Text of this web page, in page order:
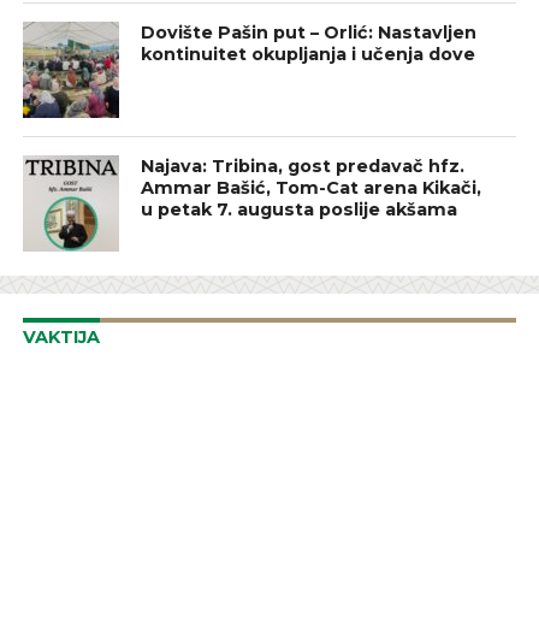
Dovište Pašin put – Orlić: Nastavljen
kontinuitet okupljanja i učenja dove
Najava: Tribina, gost predavač hfz.
Ammar Bašić, Tom-Cat arena Kikači,
u petak 7. augusta poslije akšama
VAKTIJA